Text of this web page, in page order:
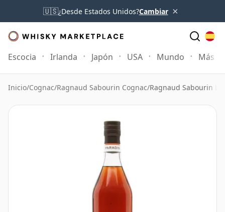
🇺🇸¿Desde Estados Unidos?Cambiar ×
Escocia Irlanda Japón USA Mundo Más
Inicio/Cognac/Ragnaud Sabourin Cognac/Ragnaud Sabourin Le